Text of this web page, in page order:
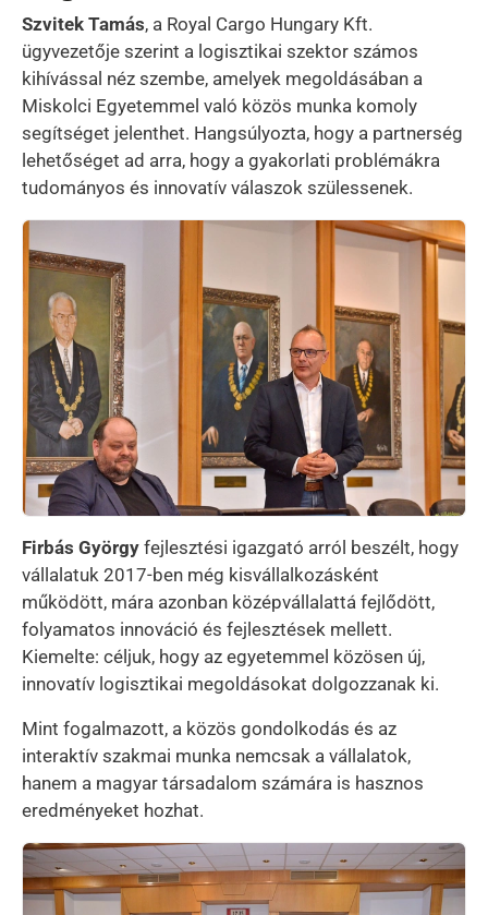
Szvitek Tamás, a Royal Cargo Hungary Kft.
ügyvezetője szerint a logisztikai szektor számos
kihívással néz szembe, amelyek megoldásában a
Miskolci Egyetemmel való közös munka komoly
segítséget jelenthet. Hangsúlyozta, hogy a partnerség
lehetőséget ad arra, hogy a gyakorlati problémákra
tudományos és innovatív válaszok szülessenek.
Kép
Firbás György fejlesztési igazgató arról beszélt, hogy
vállalatuk 2017-ben még kisvállalkozásként
működött, mára azonban középvállalattá fejlődött,
folyamatos innováció és fejlesztések mellett.
Kiemelte: céljuk, hogy az egyetemmel közösen új,
innovatív logisztikai megoldásokat dolgozzanak ki.
Mint fogalmazott, a közös gondolkodás és az
interaktív szakmai munka nemcsak a vállalatok,
hanem a magyar társadalom számára is hasznos
eredményeket hozhat.
Kép